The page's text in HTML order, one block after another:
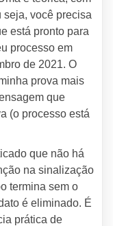
seja, você precisa
está pronto para
processo em
de 2021. O
prova mais
que
(o processo está
que não há
na sinalização
termina sem o
é eliminado. É
prática de